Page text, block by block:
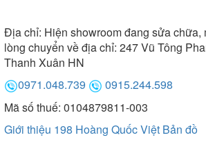
Địa chỉ: Hiện showroom đang sửa chữa,
lòng chuyển về địa chỉ: 247 Vũ Tông
Thanh Xuân HN
0971.048.739
0915.244.598
Mã số thuế: 0104879811-003
Giới thiệu 198 Hoàng Quốc Việt Bản đồ